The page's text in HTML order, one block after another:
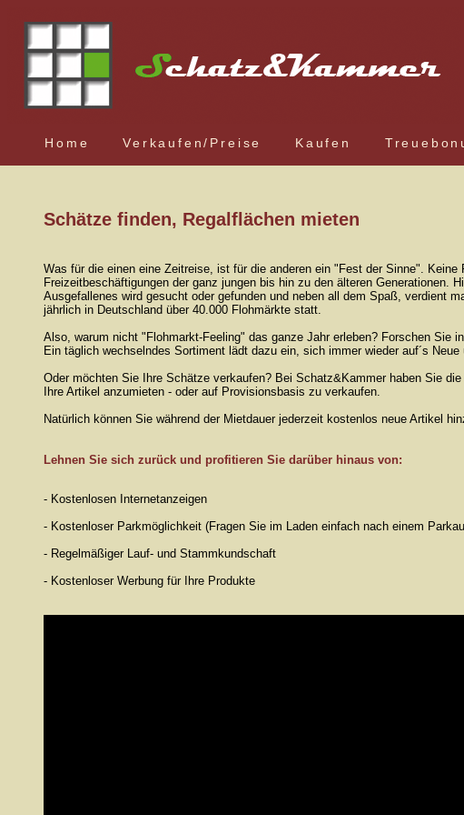
Home Verkaufen/Preise Kaufen
Schätze finden, Regalflächen mieten
Was für die einen eine Zeitreise, ist für die anderen ein "Fest der Sinne".
Freizeitbeschäftigungen der ganz jungen bis hin zu den älteren Generationen.
Ausgefallenes wird gesucht oder gefunden und neben all dem Spaß, verdient
jährlich in Deutschland über 40.000 Flohmärkte statt.
Also, warum nicht "Flohmarkt-Feeling" das ganze Jahr erleben? Forschen Sie
Ein täglich wechselndes Sortiment lädt dazu ein, sich immer wieder auf´s Neue
Oder möchten Sie Ihre Schätze verkaufen? Bei Schatz&Kammer haben Sie
Ihre Artikel anzumieten - oder auf Provisionsbasis zu verkaufen.
Natürlich können Sie während der Mietdauer jederzeit kostenlos neue Artikel
Lehnen Sie sich zurück und profitieren Sie darüber hinaus von:
- Kostenlosen Internetanzeigen
- Kostenloser Parkmöglichkeit (Fragen Sie im Laden einfach nach einem
- Regelmäßiger Lauf- und Stammkundschaft
- Kostenloser Werbung für Ihre Produkte